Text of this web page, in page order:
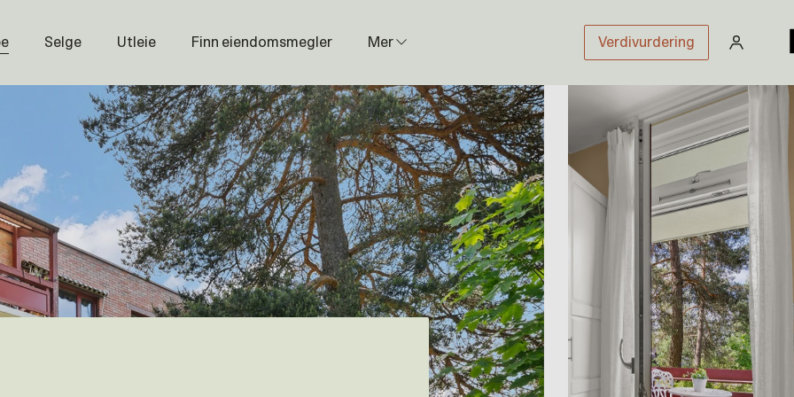
Selge Utleie Finn eiendomsmegler Mer
Prisstatistikk
Næring
Nybygg
Magasin
Om oss
Åpenhetsloven
Prisliste
Karriere
Verdivurdering